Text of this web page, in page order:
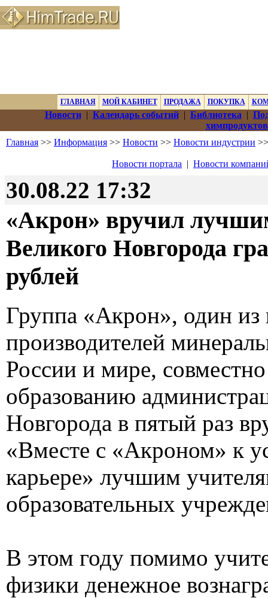
ГЛАВНАЯ МОЙ КАБИНЕТ ПРОДАЖА ПОКУПКА
Новости| Календарь событий| Библиотека |
химпродуктов
Главная >> Информация >> Новости >> Новости индустрии
Новости портала | Новости
30.08.22 17:32
«Акрон» вручил
Великого Новгорода
рублей
Группа «Акрон», один
производителей
России и мире,
образованию
Новгорода в пятый раз
«Вместе с «Акроном» к
карьере» лучшим
образовательных
В этом году помимо
физики денежное